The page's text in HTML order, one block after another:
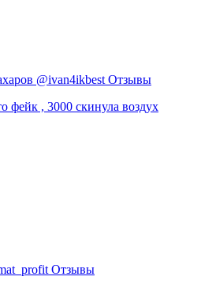
@ivan4ikbest Отзывы
фейк , 3000 скинула воздух
Отзывы